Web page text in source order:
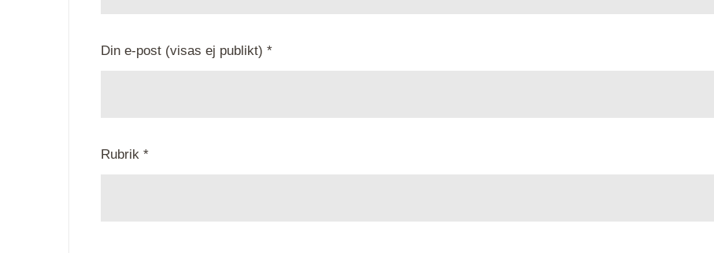
Din e-post (visas ej publikt) *
Rubrik *